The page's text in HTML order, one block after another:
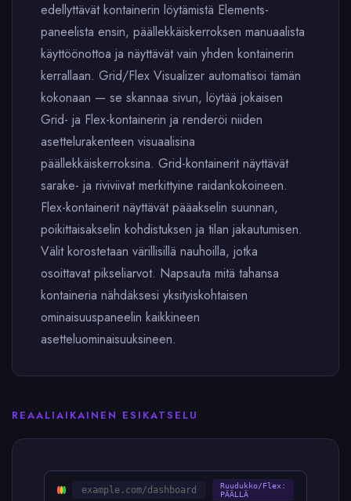
edellyttävät kontainerin löytämistä Elements-
paneelista ensin, päällekkäiskerroksen manuaalista
käyttöönottoa ja näyttävät vain yhden kontainerin
kerrallaan. Grid/Flex Visualizer automatisoi tämän
kokonaan — se skannaa sivun, löytää jokaisen
Grid- ja Flex-kontainerin ja renderöi niiden
asettelurakenteen visuaalisina
päällekkäiskerroksina. Grid-kontainerit näyttävät
sarake- ja riviviivat merkittyine raidankokoineen.
Flex-kontainerit näyttävät pääakselin suunnan,
poikittaisakselin kohdistuksen ja tilan jakautumisen.
Välit korostetaan värillisillä nauhoilla, jotka
osoittavat pikseliarvot. Napsauta mitä tahansa
kontaineria nähdäksesi yksityiskohtaisen
ominaisuuspaneelin kaikkineen
asetteluominaisuuksineen.
REAALIAIKAINEN ESIKATSELU
example.com/dashboard
Ruudukko/Flex:
PÄÄLLÄ